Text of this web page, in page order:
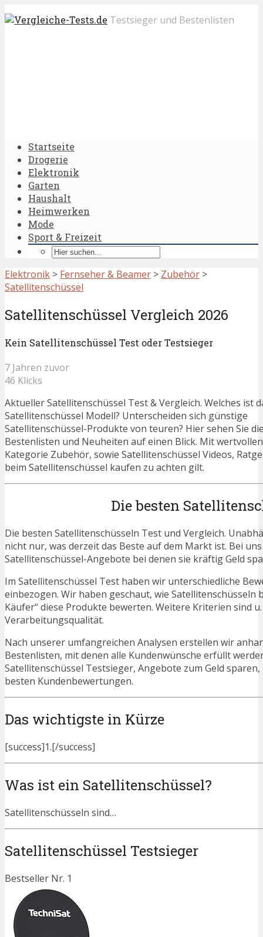
Testsieger und Bestenlisten
Startseite
Drogerie
Elektronik
Garten
Haushalt
Heimwerken
Mode
Sport & Freizeit
Elektronik > Fernseher & Beamer > Zubehör >
Satellitenschüssel
Satellitenschüssel Vergleich 2026
Kein Satellitenschüssel Test oder Testsieger
7 Jahren zuvor
46 Klicks
Aktueller Satellitenschüssel Test & Vergleich. Welches ist
Satellitenschüssel Modell? Unterscheiden sich günstige
Satellitenschüssel-Produkte von teuren? Hier sehen Sie
Bestenlisten und Neuheiten auf einen Blick. Mit
Kategorie Zubehör, sowie Satellitenschüssel Videos,
beim Satellitenschüssel kaufen zu achten gilt.
Die besten
Die besten Satellitenschüsseln Test und Vergleich.
nicht nur, was derzeit das Beste auf dem Markt ist. Bei
Satellitenschüssel-Angebote bei denen sie kräftig Geld
Im Satellitenschüssel Test haben wir unterschiedliche
einbezogen. Wir haben geschaut, wie
Käufer“ diese Produkte bewerten. Weitere Kriterien sind
Verarbeitungsqualität.
Nach unserer umfangreichen Analysen erstellen wir
Bestenlisten, mit denen alle Kundenwünsche erfüllt
Satellitenschüssel Testsieger, Angebote zum Geld
besten Kundenbewertungen.
Das wichtigste in Kürze
[success]1.[/success]
Was ist ein Satellitenschüssel?
Satellitenschüsseln sind…
Satellitenschüssel Testsieger
Bestseller Nr. 1